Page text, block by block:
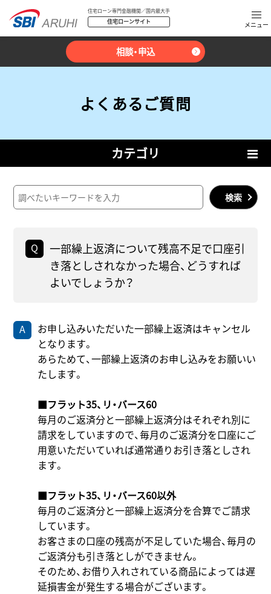
住宅ローン専門金融機関／国内最大手
住宅ローンサイト
相談・申込
よくあるご質問
カテゴリ
検索
一部繰上返済について残高不足で口座引
き落としされなかった場合、どうすれば
よいでしょうか？
お申し込みいただいた一部繰上返済はキャンセル
となります。
あらためて、一部繰上返済のお申し込みをお願いい
たします。
■フラット35、リ・バース60
毎月のご返済分と一部繰上返済分はそれぞれ別に
請求をしていますので、毎月のご返済分を口座にご
用意いただいていれば通常通りお引き落としされ
ます。
■フラット35、リ・バース60以外
毎月のご返済分と一部繰上返済分を合算でご請求
しています。
お客さまの口座の残高が不足していた場合、毎月の
ご返済分も引き落としができません。
そのため、お借り入れされている商品によっては遅
延損害金が発生する場合がございます。